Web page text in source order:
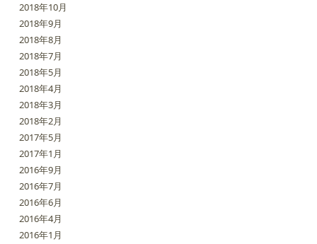
2018年10月
2018年9月
2018年8月
2018年7月
2018年5月
2018年4月
2018年3月
2018年2月
2017年5月
2017年1月
2016年9月
2016年7月
2016年6月
2016年4月
2016年1月